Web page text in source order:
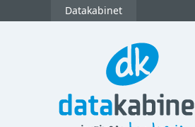
Datakabinet